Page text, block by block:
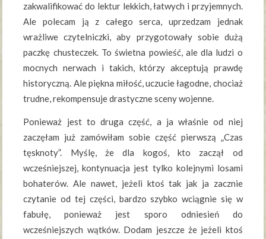
zakwalifikować do lektur lekkich, łatwych i przyjemnych.
Ale polecam ją z całego serca, uprzedzam jednak
wrażliwe czytelniczki, aby przygotowały sobie dużą
paczkę chusteczek. To świetna powieść, ale dla ludzi o
mocnych nerwach i takich, którzy akceptują prawdę
historyczną. Ale piękna miłość, uczucie łagodne, chociaż
trudne, rekompensuje drastyczne sceny wojenne.
Ponieważ jest to druga część, a ja właśnie od niej
zaczęłam już zamówiłam sobie część pierwszą „Czas
tęsknoty”. Myślę, że dla kogoś, kto zaczął od
wcześniejszej, kontynuacja jest tylko kolejnymi losami
bohaterów. Ale nawet, jeżeli ktoś tak jak ja zacznie
czytanie od tej części, bardzo szybko wciągnie się w
fabułę, ponieważ jest sporo odniesień do
wcześniejszych wątków. Dodam jeszcze że jeżeli ktoś